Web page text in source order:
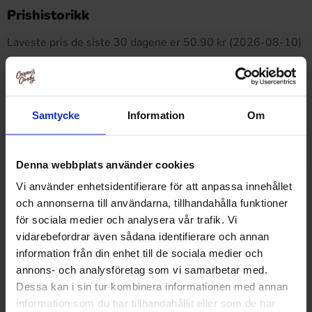
Samtycke Information Om
Denna webbplats använder cookies
Vi använder enhetsidentifierare för att anpassa innehållet
och annonserna till användarna, tillhandahålla funktioner
för sociala medier och analysera vår trafik. Vi
vidarebefordrar även sådana identifierare och annan
information från din enhet till de sociala medier och
annons- och analysföretag som vi samarbetar med.
Dessa kan i sin tur kombinera informationen med annan
information som du har tillhandahållit eller som de har
Prishistorikk
Laveste pris de siste 30 dagene er 50.90 kr (2026-08-10)
Relaterte produkter
-38%